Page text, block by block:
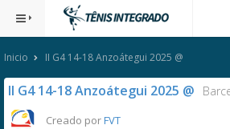
Inicio II G4 14-18 Anzoátegui 2025 @
II G4 14-18 Anzoátegui 2025 @
Creado porFVT